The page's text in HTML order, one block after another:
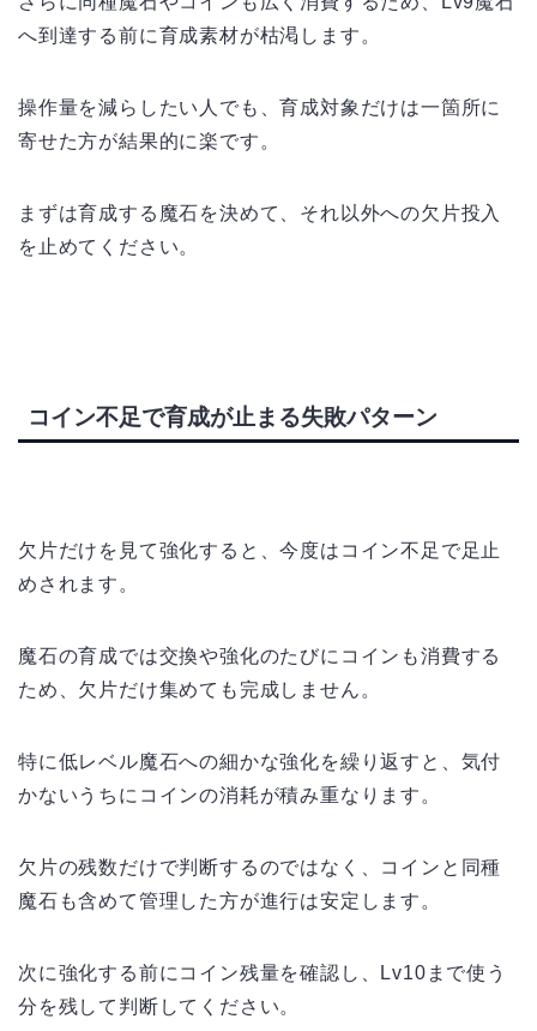
へ到達する前に育成素材が枯渇します。
操作量を減らしたい人でも、育成対象だけは一箇所に
寄せた方が結果的に楽です。
まずは育成する魔石を決めて、それ以外への欠片投入
を止めてください。
コイン不足で育成が止まる失敗パターン
欠片だけを見て強化すると、今度はコイン不足で足止
めされます。
魔石の育成では交換や強化のたびにコインも消費する
ため、欠片だけ集めても完成しません。
特に低レベル魔石への細かな強化を繰り返すと、気付
かないうちにコインの消耗が積み重なります。
欠片の残数だけで判断するのではなく、コインと同種
魔石も含めて管理した方が進行は安定します。
次に強化する前にコイン残量を確認し、Lv10まで使う
分を残して判断してください。